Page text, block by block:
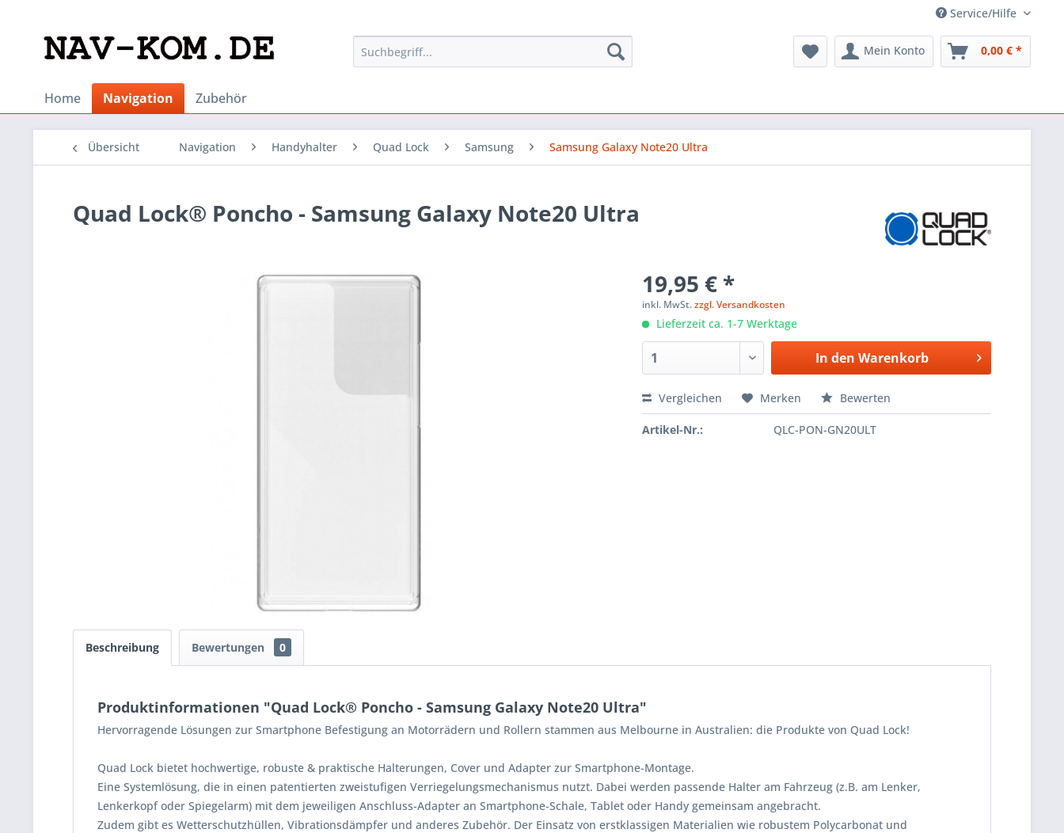
Service/Hilfe
Mein Konto 0,00 € *
Home Navigation Zubehör
Übersicht Navigation Handyhalter Quad Lock Samsung Samsung Galaxy Note20 Ultra
Quad Lock® Poncho - Samsung Galaxy Note20 Ultra
19,95 € *
inkl. MwSt.zzgl. Versandkosten
Lieferzeit ca. 1-7 Werktage
In den Warenkorb
Vergleichen Merken Bewerten
Artikel-Nr.: QLC-PON-GN20ULT
Beschreibung Bewertungen 0
Produktinformationen "Quad Lock® Poncho - Samsung Galaxy Note20 Ultra"
Hervorragende Lösungen zur Smartphone Befestigung an Motorrädern und Rollern stammen aus Melbourne in Australien: die Produkte von Quad Lock!
Quad Lock bietet hochwertige, robuste & praktische Halterungen, Cover und Adapter zur Smartphone-Montage.
Eine Systemlösung, die in einen patentierten zweistufigen Verriegelungsmechanismus nutzt. Dabei werden passende Halter am Fahrzeug (z.B. am Lenker,
Lenkerkopf oder Spiegelarm) mit dem jeweiligen Anschluss-Adapter an Smartphone-Schale, Tablet oder Handy gemeinsam angebracht.
Zudem gibt es Wetterschutzhüllen, Vibrationsdämpfer und anderes Zubehör. Der Einsatz von erstklassigen Materialien wie robustem Polycarbonat und